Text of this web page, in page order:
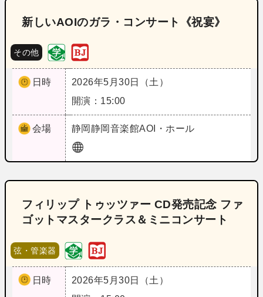
新しいAOIのガラ・コンサート《祝宴》
その他
日時
2026年5月30日（土）
開演：15:00
会場 静岡静岡音楽館AOI・ホール
フィリップ トゥッツァー CD発売記念 ファ
ゴットマスタークラス＆ミニコンサート
弦・管楽器
日時
2026年5月30日（土）